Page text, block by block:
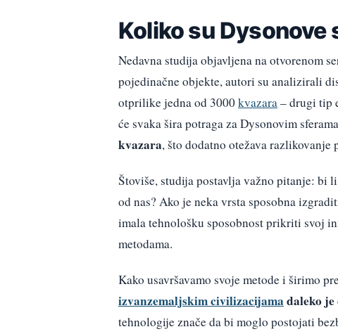
Koliko su Dysonove
Nedavna studija objavljena na otvorenom
pojedinačne objekte, autori su analizirali
otprilike jedna od 3000kvazara– drugi tip
će svaka šira potraga za Dysonovim sferama
kvazara, što dodatno otežava razlikovanje
Štoviše, studija postavlja važno pitanje: bi
od nas? Ako je neka vrsta sposobna
imala tehnološku sposobnost prikriti svoj
metodama.
Kako usavršavamo svoje metode i širimo
izvanzemaljskim civilizacijama daleko je
tehnologije znače da bi moglo postojati